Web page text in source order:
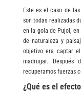
Este es el caso de
son todas realizadas
en la gola de Pujol,
de naturaleza y
objetivo era captar
madrugar.
recuperamos fuerzas
¿Qué es el